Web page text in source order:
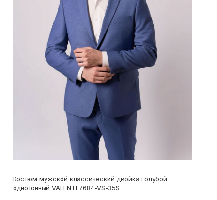
Костюм мужской классический двойка голубой
однотонный VALENTI 7684-VS-35S